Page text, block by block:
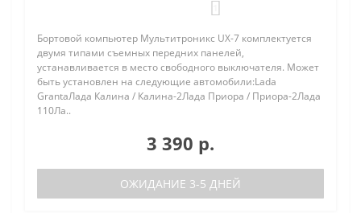
Бортовой компьютер Мультитроникс UX-7 комплектуется
двумя типами съемных передних панелей,
устанавливается в место свободного выключателя. Может
быть установлен на следующие автомобили:Lada
GrantaЛада Калина / Калина-2Лада Приора / Приора-2Лада
110Ла..
3 390 р.
ОЖИДАНИЕ 3-5 ДНЕЙ